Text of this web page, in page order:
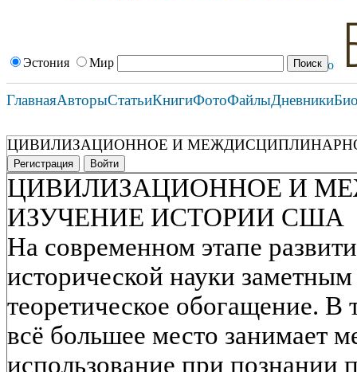
Эстония Мир
ГлавнаяАвторыСтатьиКнигиФотоФайлыДневники
ЦИВИЛИЗАЦИОННОЕ И
Регистрация Войти
ЦИВИЛИЗАЦИОННОЕ И
ИЗУЧЕНИЕ ИСТОРИИ США
На современном этапе
исторической науки
теоретическое обогащение. В
всё большее место занимает
использование при познании